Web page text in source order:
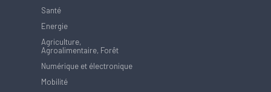
Santé
Energie
Agriculture,
Agroalimentaire, Forêt
Numérique et électronique
Mobilité